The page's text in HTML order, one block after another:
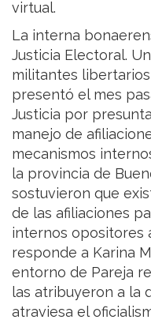
virtual.
La interna
Justicia Electoral.
militantes
presentó el mes
Justicia por
manejo de
mecanismos
la provincia de
sostuvieron que
de las afiliaciones
internos opositores
responde a Karina
entorno de Pareja
las atribuyeron a la
atraviesa el